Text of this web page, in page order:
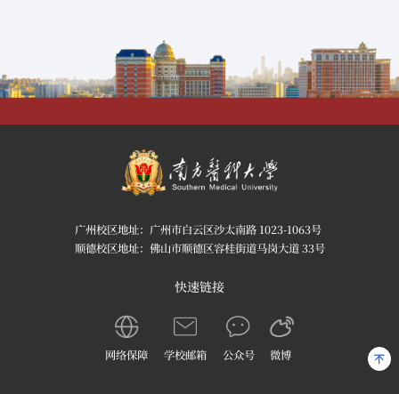
广州校区地址：广州市白云区沙太南路 1023-1063号
顺德校区地址：佛山市顺德区容桂街道马岗大道 33号
快速链接
网络保障 学校邮箱 公众号 微博